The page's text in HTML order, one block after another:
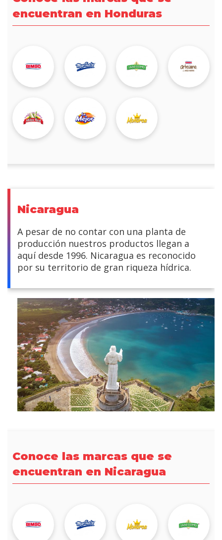
encuentran en Honduras
Nicaragua
A pesar de no contar con una planta de
producción nuestros productos llegan a
aquí desde 1996. Nicaragua es reconocido
por su territorio de gran riqueza hídrica.
Conoce las marcas que se
encuentran en Nicaragua